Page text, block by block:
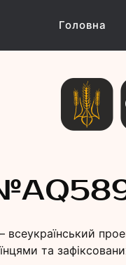
Головна
всеукраїнський
та